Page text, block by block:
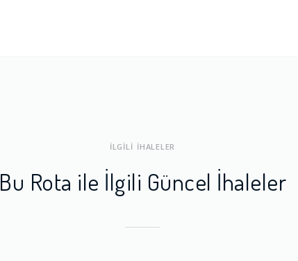
İLGİLİ İHALELER
Bu Rota ile İlgili Güncel İhaleler